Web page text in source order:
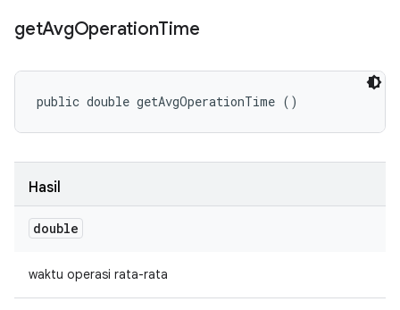
getAvgOperationTime
public double getAvgOperationTime ()
Hasil
double
waktu operasi rata-rata